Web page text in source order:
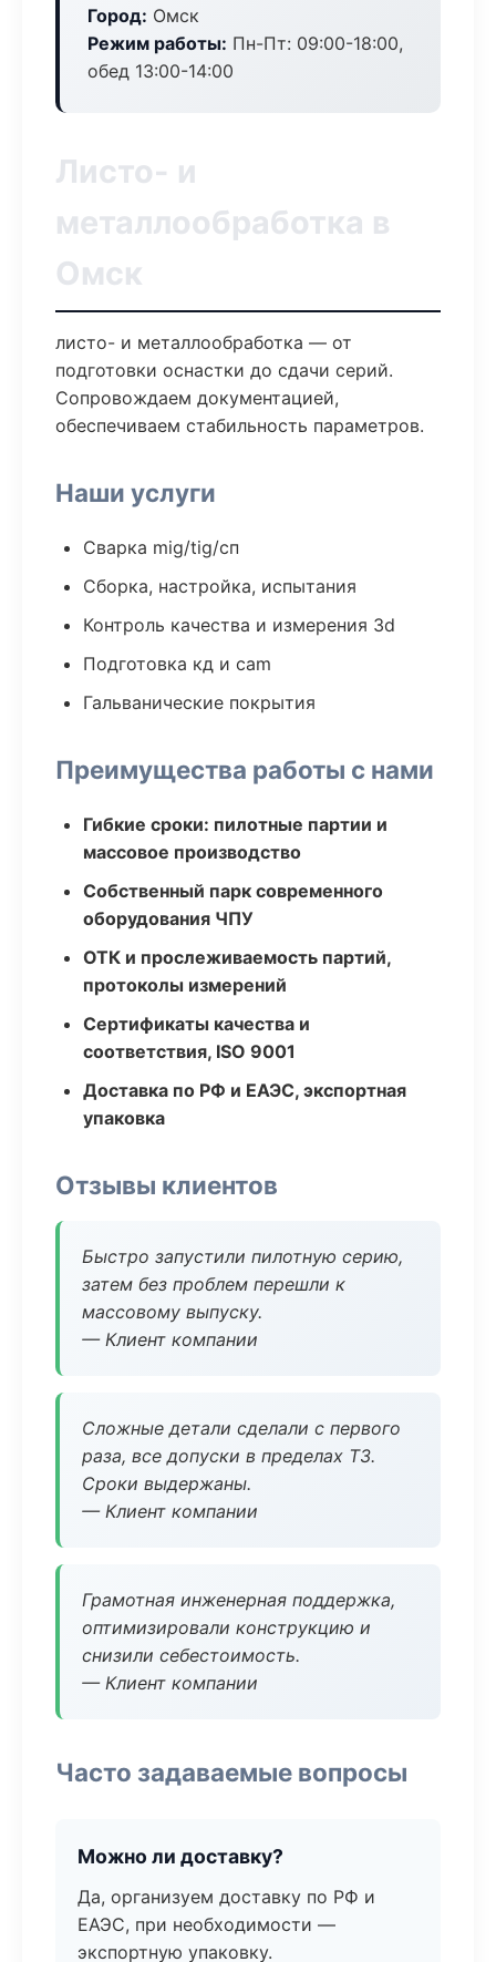
Город: Омск
Режим работы: Пн-Пт: 09:00-18:00,
обед 13:00-14:00
Листо- и
металлообработка в
Омск
листо- и металлообработка — от
подготовки оснастки до сдачи серий.
Сопровождаем документацией,
обеспечиваем стабильность параметров.
Наши услуги
Сварка mig/tig/сп
Сборка, настройка, испытания
Контроль качества и измерения 3d
Подготовка кд и cam
Гальванические покрытия
Преимущества работы с нами
Гибкие сроки: пилотные партии и
массовое производство
Собственный парк современного
оборудования ЧПУ
ОТК и прослеживаемость партий,
протоколы измерений
Сертификаты качества и
соответствия, ISO 9001
Доставка по РФ и ЕАЭС, экспортная
упаковка
Отзывы клиентов
Быстро запустили пилотную серию,
затем без проблем перешли к
массовому выпуску.
— Клиент компании
Сложные детали сделали с первого
раза, все допуски в пределах ТЗ.
Сроки выдержаны.
— Клиент компании
Грамотная инженерная поддержка,
оптимизировали конструкцию и
снизили себестоимость.
— Клиент компании
Часто задаваемые вопросы
Можно ли доставку?
Да, организуем доставку по РФ и
ЕАЭС, при необходимости —
экспортную упаковку.